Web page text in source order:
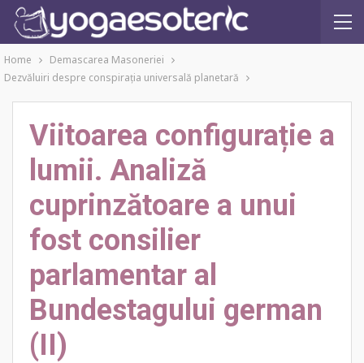
Home
Demascarea Masoneriei
Dezvăluiri despre conspiraţia universală planetară
Viitoarea configurație a
lumii. Analiză
cuprinzătoare a unui
fost consilier
parlamentar al
Bundestagului german
(II)